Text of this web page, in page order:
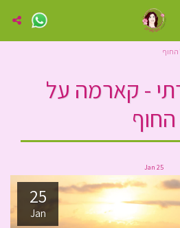
החוף
- קארמה על
החוף
25
Jan
25
Jan